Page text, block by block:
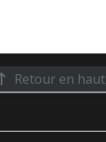
Retour en haut